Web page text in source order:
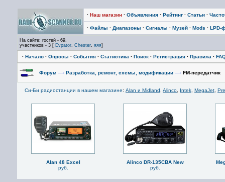
· Наш магазин · Объявления · Рейтинг · Статьи ·
· Файлы · Диапазоны · Сигналы · Музей · Mods · LPD-
На сайте: гостей - 69,
участников - 3 [ Evpator, Chester, яяя]
· Начало · Опросы · События · Статистика · Поиск · Регистрация · Правила ·
Форум —› Разработка, ремонт, схемы, модификации —› FM-передатчик
Си-Би радиостанции в нашем магазине: Alan и Midland Alinco Intek MegaJet
Alan 48 Excel
руб.
Alinco DR-135CBA New
руб.